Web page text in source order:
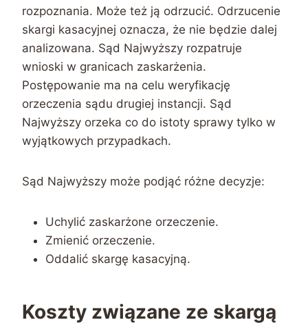
rozpoznania. Może też ją odrzucić. Odrzucenie
skargi kasacyjnej oznacza, że nie będzie dalej
analizowana. Sąd Najwyższy rozpatruje
wnioski w granicach zaskarżenia.
Postępowanie ma na celu weryfikację
orzeczenia sądu drugiej instancji. Sąd
Najwyższy orzeka co do istoty sprawy tylko w
wyjątkowych przypadkach.
Sąd Najwyższy może podjąć różne decyzje:
Uchylić zaskarżone orzeczenie.
Zmienić orzeczenie.
Oddalić skargę kasacyjną.
Koszty związane ze skargą